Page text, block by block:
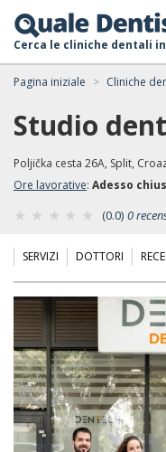
Cerca le cliniche dentali
Pagina iniziale Cliniche
Studio
Poljička cesta 26A, Split,
Ore lavorative: Adesso
(0.0) 0
SERVIZI DOTTORI